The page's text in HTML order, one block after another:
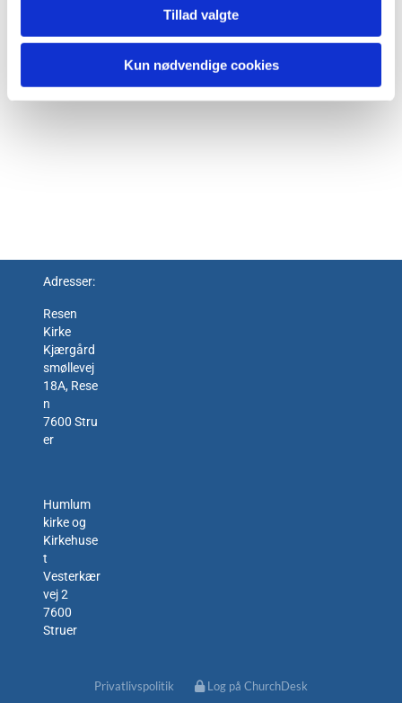
Tillad valgte
Kun nødvendige cookies
Adresser:
Resen
Kirke
Kjærgård
smøllevej
18A, Rese
n
7600 Stru
er
Humlum
kirke og
Kirkehuse
t
Vesterkær
vej 2
7600
Struer
Privatlivspolitik Log på ChurchDesk